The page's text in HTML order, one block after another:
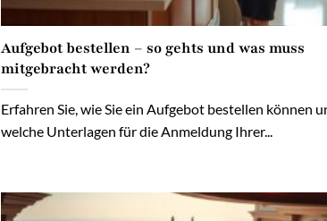
Aufgebot bestellen – so gehts und was muss
mitgebracht werden?
Erfahren Sie, wie Sie ein Aufgebot bestellen können
welche Unterlagen für die Anmeldung Ihrer...